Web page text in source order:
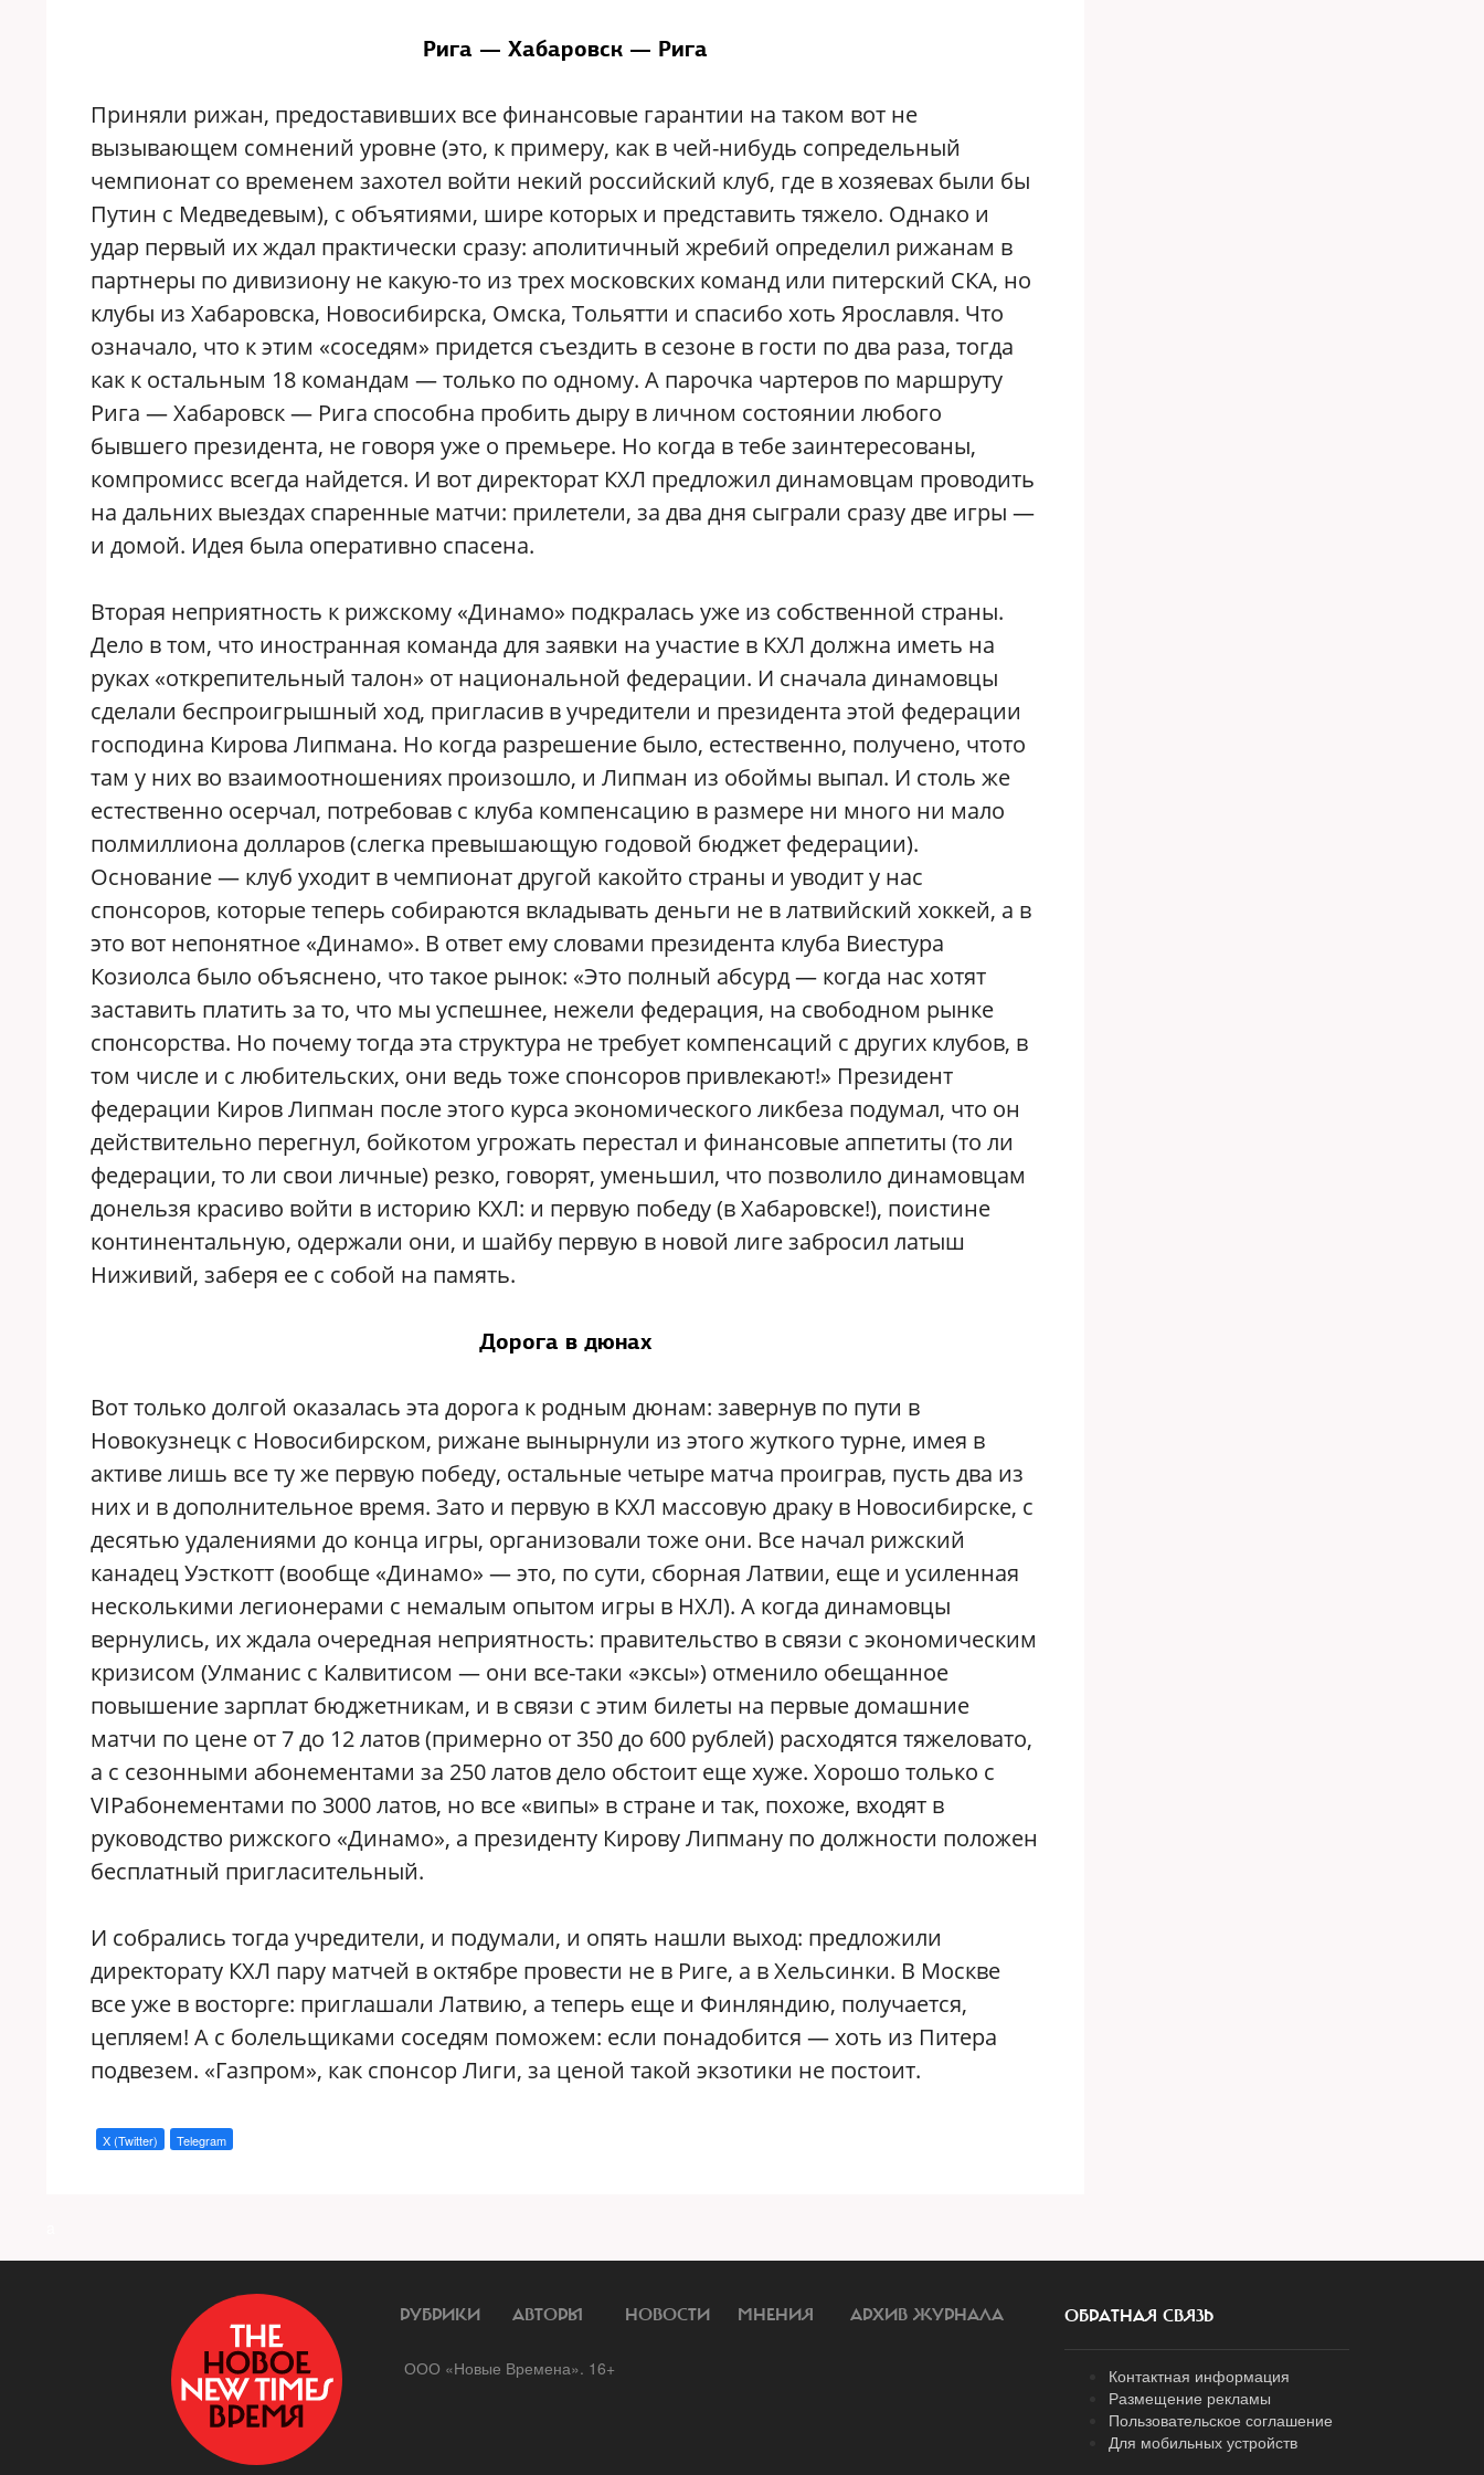
Рига — Хабаровск — Рига
Приняли рижан, предоставивших все финансовые гарантии на таком вот не
вызывающем сомнений уровне (это, к примеру, как в чей-нибудь сопредельный
чемпионат со временем захотел войти некий российский клуб, где в хозяевах были бы
Путин с Медведевым), с объятиями, шире которых и представить тяжело. Однако и
удар первый их ждал практически сразу: аполитичный жребий определил рижанам в
партнеры по дивизиону не какую-то из трех московских команд или питерский СКА, но
клубы из Хабаровска, Новосибирска, Омска, Тольятти и спасибо хоть Ярославля. Что
означало, что к этим «соседям» придется съездить в сезоне в гости по два раза, тогда
как к остальным 18 командам — только по одному. А парочка чартеров по маршруту
Рига — Хабаровск — Рига способна пробить дыру в личном состоянии любого
бывшего президента, не говоря уже о премьере. Но когда в тебе заинтересованы,
компромисс всегда найдется. И вот директорат КХЛ предложил динамовцам проводить
на дальних выездах спаренные матчи: прилетели, за два дня сыграли сразу две игры —
и домой. Идея была оперативно спасена.
Вторая неприятность к рижскому «Динамо» подкралась уже из собственной страны.
Дело в том, что иностранная команда для заявки на участие в КХЛ должна иметь на
руках «открепительный талон» от национальной федерации. И сначала динамовцы
сделали беспроигрышный ход, пригласив в учредители и президента этой федерации
господина Кирова Липмана. Но когда разрешение было, естественно, получено, чтото
там у них во взаимоотношениях произошло, и Липман из обоймы выпал. И столь же
естественно осерчал, потребовав с клуба компенсацию в размере ни много ни мало
полмиллиона долларов (слегка превышающую годовой бюджет федерации).
Основание — клуб уходит в чемпионат другой какойто страны и уводит у нас
спонсоров, которые теперь собираются вкладывать деньги не в латвийский хоккей, а в
это вот непонятное «Динамо». В ответ ему словами президента клуба Виестура
Козиолса было объяснено, что такое рынок: «Это полный абсурд — когда нас хотят
заставить платить за то, что мы успешнее, нежели федерация, на свободном рынке
спонсорства. Но почему тогда эта структура не требует компенсаций с других клубов, в
том числе и с любительских, они ведь тоже спонсоров привлекают!» Президент
федерации Киров Липман после этого курса экономического ликбеза подумал, что он
действительно перегнул, бойкотом угрожать перестал и финансовые аппетиты (то ли
федерации, то ли свои личные) резко, говорят, уменьшил, что позволило динамовцам
донельзя красиво войти в историю КХЛ: и первую победу (в Хабаровске!), поистине
континентальную, одержали они, и шайбу первую в новой лиге забросил латыш
Ниживий, заберя ее с собой на память.
Дорога в дюнах
Вот только долгой оказалась эта дорога к родным дюнам: завернув по пути в
Новокузнецк с Новосибирском, рижане вынырнули из этого жуткого турне, имея в
активе лишь все ту же первую победу, остальные четыре матча проиграв, пусть два из
них и в дополнительное время. Зато и первую в КХЛ массовую драку в Новосибирске, с
десятью удалениями до конца игры, организовали тоже они. Все начал рижский
канадец Уэсткотт (вообще «Динамо» — это, по сути, сборная Латвии, еще и усиленная
несколькими легионерами с немалым опытом игры в НХЛ). А когда динамовцы
вернулись, их ждала очередная неприятность: правительство в связи с экономическим
кризисом (Улманис с Калвитисом — они все-таки «эксы») отменило обещанное
повышение зарплат бюджетникам, и в связи с этим билеты на первые домашние
матчи по цене от 7 до 12 латов (примерно от 350 до 600 рублей) расходятся тяжеловато,
а с сезонными абонементами за 250 латов дело обстоит еще хуже. Хорошо только с
VIPабонементами по 3000 латов, но все «випы» в стране и так, похоже, входят в
руководство рижского «Динамо», а президенту Кирову Липману по должности положен
бесплатный пригласительный.
И собрались тогда учредители, и подумали, и опять нашли выход: предложили
директорату КХЛ пару матчей в октябре провести не в Риге, а в Хельсинки. В Москве
все уже в восторге: приглашали Латвию, а теперь еще и Финляндию, получается,
цепляем! А с болельщиками соседям поможем: если понадобится — хоть из Питера
подвезем. «Газпром», как спонсор Лиги, за ценой такой экзотики не постоит.
X (Twitter) Telegram
РУБРИКИ АВТОРЫ НОВОСТИ МНЕНИЯ АРХИВ ЖУРНАЛА
ООО «Новые Времена». 16+
ОБРАТНАЯ СВЯЗЬ
Контактная информация
Размещение рекламы
Пользовательское соглашение
Для мобильных устройств